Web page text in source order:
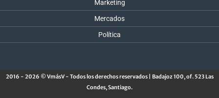
Marketing
Mercados
Política
2016 - 2026 © VmásV - Todos los derechos reservados | Badajoz 100, of. 523 Las
Condes, Santiago.